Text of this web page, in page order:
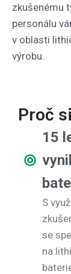
zkušenému
personálu
v oblasti
výrobu.
Proč
15
S
se
na